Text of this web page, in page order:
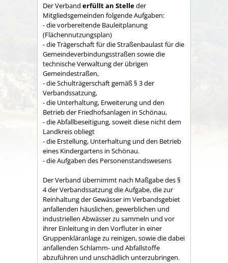
Der Verband erfüllt an Stelleder
Mitgliedsgemeinden folgende Aufgaben:
- die vorbereitende Bauleitplanung
(Flächennutzungsplan)
- die Trägerschaft für die Straßenbaulast für die
Gemeindeverbindungsstraßen sowie die
technische Verwaltung der übrigen
Gemeindestraßen,
- die Schulträgerschaft gemäß § 3 der
Verbandssatzung,
- die Unterhaltung, Erweiterung und den
Betrieb der Friedhofsanlagen in Schönau,
- die Abfallbeseitigung, soweit diese nicht dem
Land­kreis obliegt
- die Erstellung, Unterhaltung und den Betrieb
eines Kindergartens in Schönau.
- die Aufgaben des Personenstandswesens
Der Verband übernimmt nach Maßgabe des §
4 der Verbandssatzung die Aufgabe, die zur
Reinhaltung der Gewässer im Verbandsgebiet
anfallenden häuslichen, gewerblichen und
industriellen Abwässer zu sammeln und vor
ihrer Einleitung in den Vorfluter in einer
Gruppenkläranlage zu reinigen, sowie die dabei
anfallenden Schlamm- und Abfallstoffe
abzuführen und unschädlich unterzubringen.